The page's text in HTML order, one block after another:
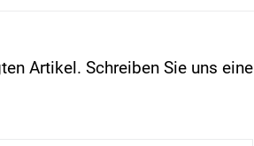
Artikel. Schreiben Sie uns eine